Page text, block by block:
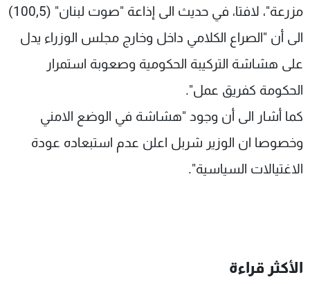
مزرعة"، لافتا، في حديث الى إذاعة "صوت لبنان" (100,5)
الى أن "الصراع الكلامي داخل وخارج مجلس الوزراء يدل
على هشاشة التركيبة الحكومية وصعوبة استمرار
الحكومة كفريق عمل".
كما أشار الى أن وجود "هشاشة في الوضع الامني
وخصوصا ان الوزير شربل اعلن عدم استبعاده عودة
الاغتيالات السياسية".
الأكثر قراءة